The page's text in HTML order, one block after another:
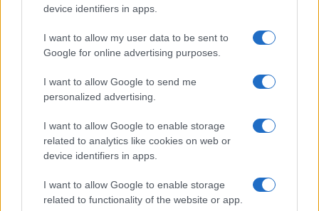
device identifiers in apps.
I want to allow my user data to be sent to
Google for online advertising purposes.
I want to allow Google to send me
personalized advertising.
I want to allow Google to enable storage
related to analytics like cookies on web or
device identifiers in apps.
I want to allow Google to enable storage
related to functionality of the website or app.
Rafael Oliveira · 10 ago 2026